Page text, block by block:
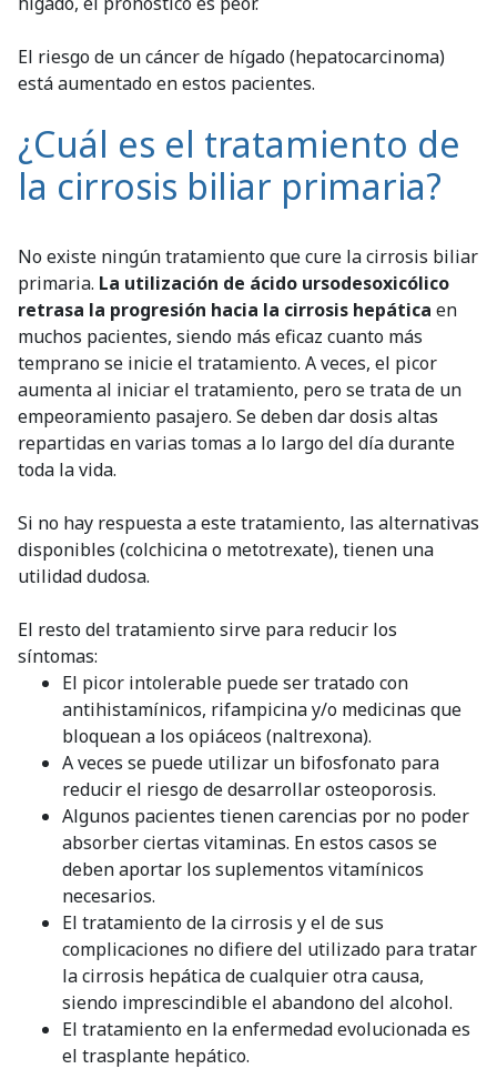
El riesgo de un cáncer de hígado (hepatocarcinoma)
está aumentado en estos pacientes.
¿Cuál es el tratamiento de
la cirrosis biliar primaria?
No existe ningún tratamiento que cure la cirrosis biliar
primaria. La utilización de ácido ursodesoxicólico
retrasa la progresión hacia la cirrosis hepática en
muchos pacientes, siendo más eficaz cuanto más
temprano se inicie el tratamiento. A veces, el picor
aumenta al iniciar el tratamiento, pero se trata de un
empeoramiento pasajero. Se deben dar dosis altas
repartidas en varias tomas a lo largo del día durante
toda la vida.
Si no hay respuesta a este tratamiento, las alternativas
disponibles (colchicina o metotrexate), tienen una
utilidad dudosa.
El resto del tratamiento sirve para reducir los
síntomas:
El picor intolerable puede ser tratado con
antihistamínicos, rifampicina y/o medicinas que
bloquean a los opiáceos (naltrexona).
A veces se puede utilizar un bifosfonato para
reducir el riesgo de desarrollar osteoporosis.
Algunos pacientes tienen carencias por no poder
absorber ciertas vitaminas. En estos casos se
deben aportar los suplementos vitamínicos
necesarios.
El tratamiento de la cirrosis y el de sus
complicaciones no difiere del utilizado para tratar
la cirrosis hepática de cualquier otra causa,
siendo imprescindible el abandono del alcohol.
El tratamiento en la enfermedad evolucionada es
el trasplante hepático.